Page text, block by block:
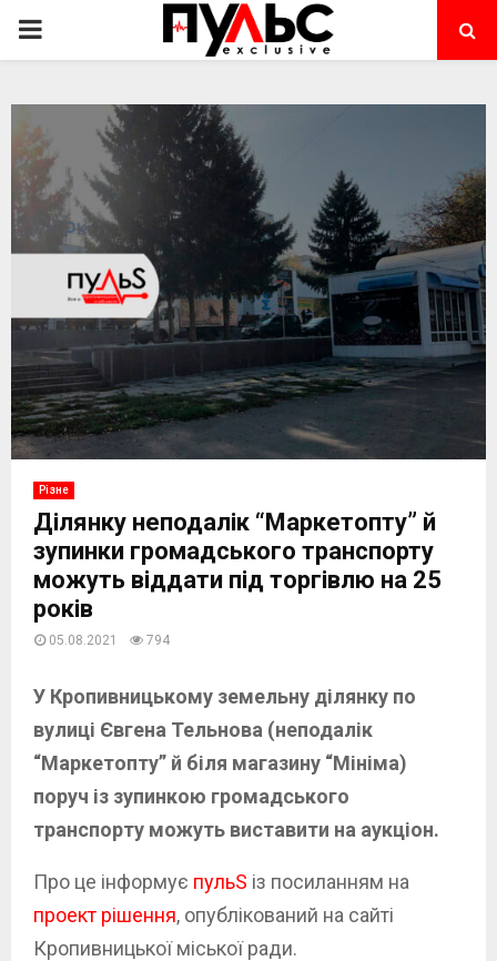
PRIMARY
Різне
Ділянку неподалік “Маркетопту” й
зупинки громадського транспорту
можуть віддати під торгівлю на 25
років
05.08.2021 794
У Кропивницькому земельну ділянку по
вулиці Євгена Тельнова (неподалік
“Маркетопту” й біля магазину “Мініма)
поруч із зупинкою громадського
транспорту можуть виставити на аукціон.
Про це інформує пульS із посиланням на
проект рішення, опублікований на сайті
Кропивницької міської ради.